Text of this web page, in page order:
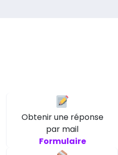
Obtenir une réponse
par mail
Formulaire